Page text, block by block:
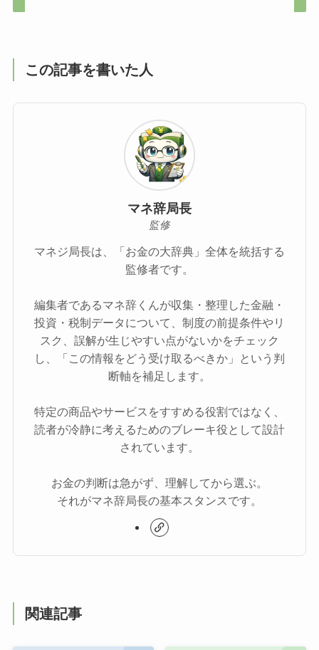
この記事を書いた人
マネ辞局長
監修
マネジ局長は、「お金の大辞典」全体を統括する
監修者です。
編集者であるマネ辞くんが収集・整理した金融・
投資・税制データについて、制度の前提条件やリ
スク、誤解が生じやすい点がないかをチェック
し、「この情報をどう受け取るべきか」という判
断軸を補足します。
特定の商品やサービスをすすめる役割ではなく、
読者が冷静に考えるためのブレーキ役として設計
されています。
お金の判断は急がず、理解してから選ぶ。
それがマネ辞局長の基本スタンスです。
関連記事